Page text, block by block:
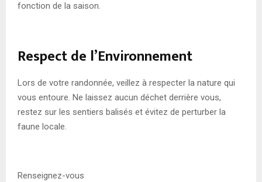
fonction de la saison.
Respect de l’Environnement
Lors de votre randonnée, veillez à respecter la nature qui
vous entoure. Ne laissez aucun déchet derrière vous,
restez sur les sentiers balisés et évitez de perturber la
faune locale.
Renseignez-vous